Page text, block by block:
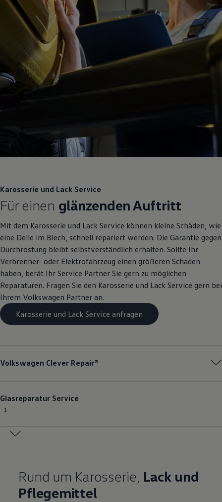
Karosserie und Lack Service
Für einen glänzenden Auftritt
Mit dem Karosserie und Lack Service können kleine Schäden, wie
eine Delle im Blech, schnell repariert werden. Die Garantie gegen
Durchrostung bleibt selbstverständlich erhalten. Sollte Ihr
Verbrenner- oder Elektrofahrzeug einen größeren Schaden
haben, berät Ihr Service Partner Sie gern zu möglichen
Reparaturen. Fragen Sie den Karosserie und Lack Service gern bei
Ihrem Volkswagen Partner an.
Karosserie und Lack Service anfragen
Volkswagen Clever Repair®
Glasreparatur Service
1
Rund um Karosserie, Lack und
Pflegemittel